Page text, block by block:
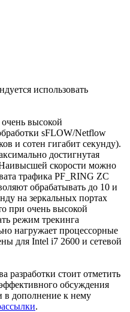
использовать
высокой
sFLOW/Netflow
и сотен гигабит секунду).
достигнутая
скорости можно
трафика PF_RING ZC
обрабатывать до 10 и
на зеркальных портах
при очень высокой
режим трекинга
нагружает процессорные
для Intel i7 2600 и сетевой
разработки стоит отметить
обсуждения
в дополнение к нему
.